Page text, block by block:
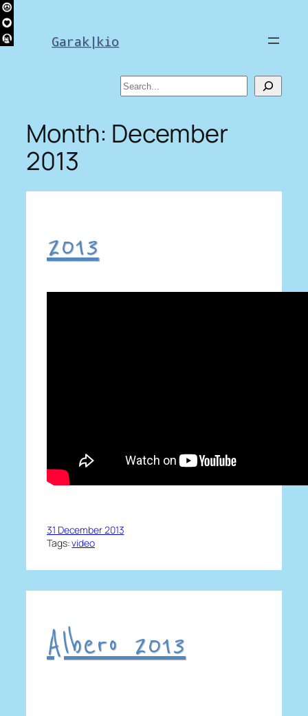
Skip
to
content Garak|kio
Search
Month: December
2013
2013
31 December 2013
Tags:video
Albero 2013